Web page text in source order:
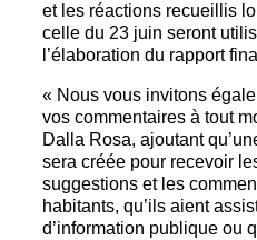
et les réactions recueillis
celle du 23 juin seront
l’élaboration du rapport
« Nous vous invitons
vos commentaires à tout
Dalla Rosa, ajoutant
sera créée pour recevoir
suggestions et les
habitants, qu’ils aient
d’information publique ou